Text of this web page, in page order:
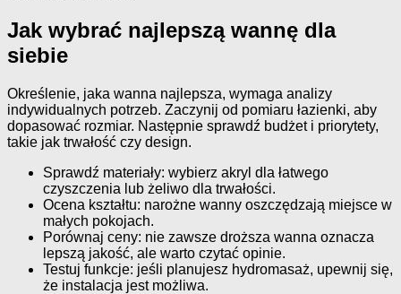
Jak wybrać najlepszą wannę dla
siebie
Określenie, jaka wanna najlepsza, wymaga analizy
indywidualnych potrzeb. Zaczynij od pomiaru łazienki, aby
dopasować rozmiar. Następnie sprawdź budżet i priorytety,
takie jak trwałość czy design.
Sprawdź materiały: wybierz akryl dla łatwego
czyszczenia lub żeliwo dla trwałości.
Ocena kształtu: narożne wanny oszczędzają miejsce w
małych pokojach.
Porównaj ceny: nie zawsze droższa wanna oznacza
lepszą jakość, ale warto czytać opinie.
Testuj funkcje: jeśli planujesz hydromasaż, upewnij się,
że instalacja jest możliwa.